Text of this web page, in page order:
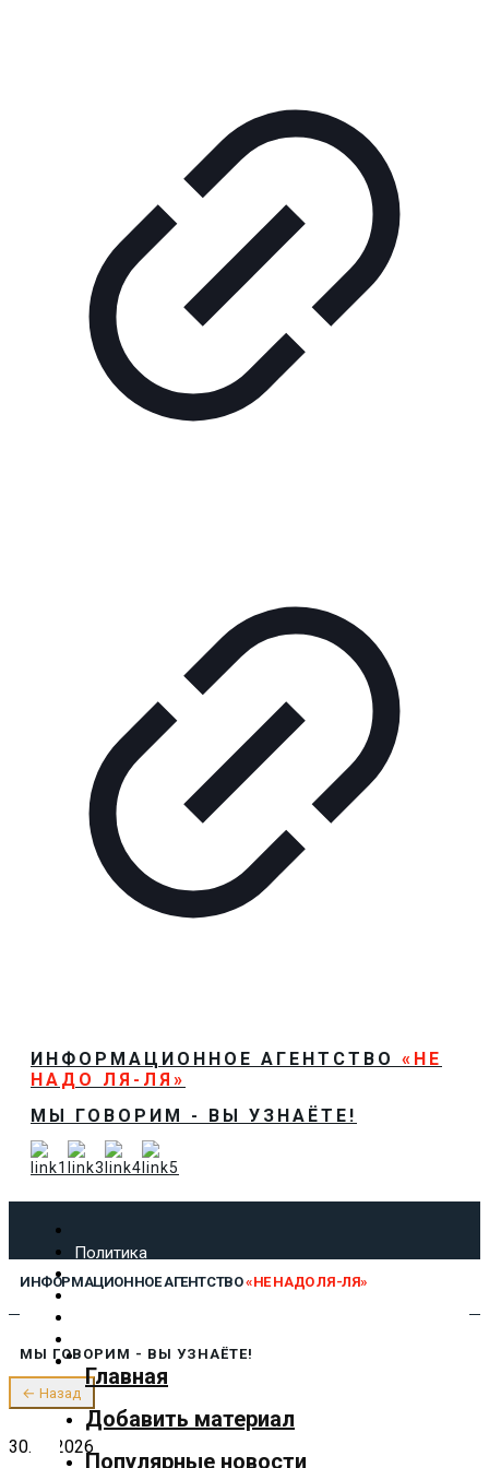
ИНФОРМАЦИОННОЕ АГЕНТСТВО «НЕ
НАДО ЛЯ-ЛЯ»
МЫ ГОВОРИМ - ВЫ УЗНАЁТЕ!
Политика
Экономика
Культура
Предложить новость
О нас
ИНФОРМАЦИОННОЕ АГЕНТСТВО«НЕ НАДО ЛЯ-ЛЯ»
Главная
Добавить материал
Популярные новости
МЫ ГОВОРИМ - ВЫ УЗНАЁТЕ!
← Назад
30.07.2026